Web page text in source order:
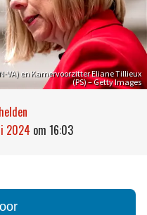
VA) en Kamervoorzitter Eliane Tillieux
(PS) – Getty Images
2024 om 16:03